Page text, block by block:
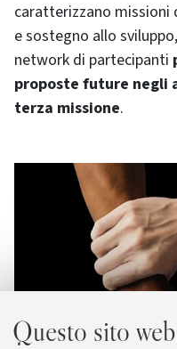
Questo sito
caratterizzano missioni
e sostegno allo
network di partecipanti
proposte future negli
terza missione.